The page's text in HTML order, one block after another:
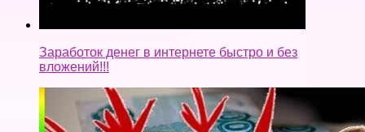
Заработок денег в интернете быстро и без
вложений!!!